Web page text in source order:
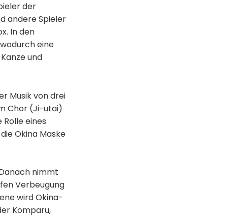
der
andere Spieler
In den
eine
und
Musik von drei
Chor (Ji-utai)
eines
Okina Maske
nimmt
Verbeugung
wird Okina-
Komparu,